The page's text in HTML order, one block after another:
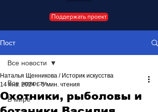
Поддержать проект
Пост
Все новости
В мире
Все новости
Охотники, рыболовы и
Наталья Щенникова / Историк искусства
14 янв. 2024 г. 5 мин. чтения